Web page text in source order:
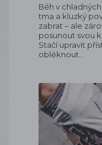
Běh v
tma a kluzký
zabrat – ale
posunout svou
Stačí upravit
obléknout…